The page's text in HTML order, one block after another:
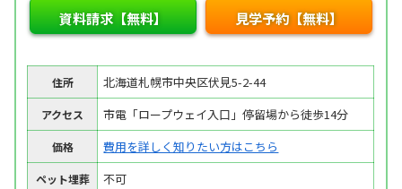
資料請求【無料】 見学予約【無料】
住所 北海道札幌市中央区伏見5-2-44
アクセス 市電「ロープウェイ入口」停留場から徒歩14分
価格 費用を詳しく知りたい方はこちら
ペット埋葬 不可